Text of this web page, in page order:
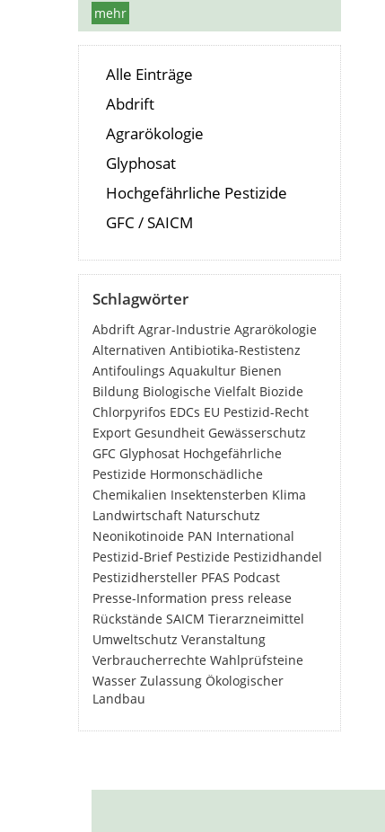
mehr
Alle Einträge
Abdrift
Agrarökologie
Glyphosat
Hochgefährliche Pestizide
GFC / SAICM
Schlagwörter
Abdrift Agrar-Industrie Agrarökologie
Alternativen Antibiotika-Restistenz
Antifoulings Aquakultur Bienen
Bildung Biologische Vielfalt Biozide
Chlorpyrifos EDCs EU Pestizid-Recht
Export Gesundheit Gewässerschutz
GFC Glyphosat Hochgefährliche
Pestizide Hormonschädliche
Chemikalien Insektensterben Klima
Landwirtschaft Naturschutz
Neonikotinoide PAN International
Pestizid-Brief Pestizide Pestizidhandel
Pestizidhersteller PFAS Podcast
Presse-Information press release
Rückstände SAICM Tierarzneimittel
Umweltschutz Veranstaltung
Verbraucherrechte Wahlprüfsteine
Wasser Zulassung Ökologischer
Landbau